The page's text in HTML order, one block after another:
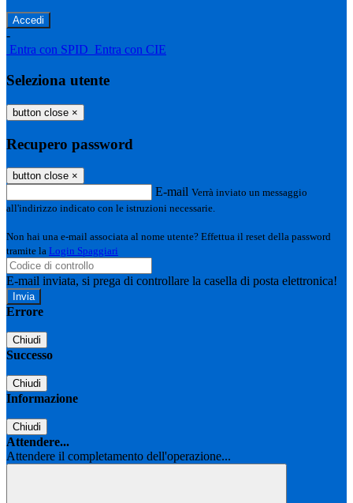
-
Entra con SPID Entra con CIE
Seleziona utente
button close ×
Recupero password
button close ×
E-mail Verrà inviato un messaggio
all'indirizzo indicato con le istruzioni necessarie.
Non hai una e-mail associata al nome utente? Effettua il reset della password
tramite la Login Spaggiari
E-mail inviata, si prega di controllare la casella di posta elettronica!
Errore
Chiudi
Successo
Chiudi
Informazione
Chiudi
Attendere...
Attendere il completamento dell'operazione...